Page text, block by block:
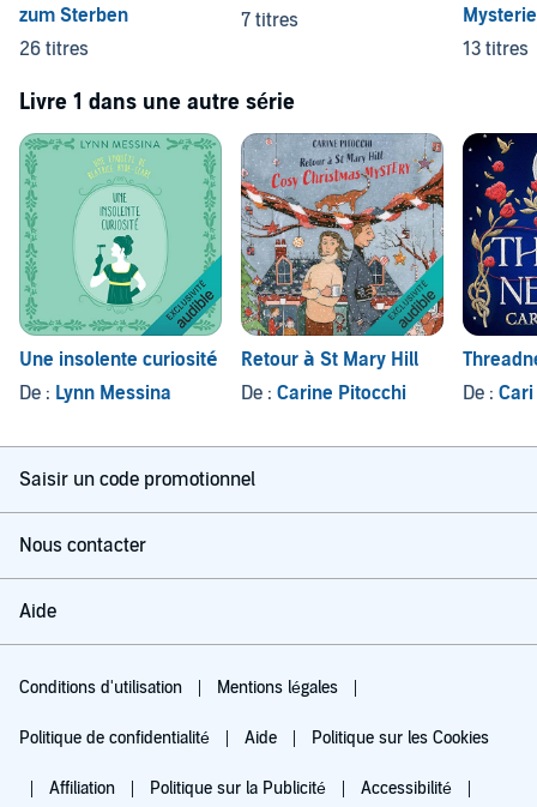
zum Sterben
26 titres
7 titres
13 titres
Livre 1 dans une autre série
Une insolente curiosité
De : Lynn Messina
Retour à St Mary Hill
De : Carine Pitocchi
De :
Saisir un code promotionnel
Nous contacter
Aide
Conditions d'utilisation Mentions légales
Politique de confidentialité Aide Politique sur les Cookies
Affiliation Politique sur la Publicité Accessibilité